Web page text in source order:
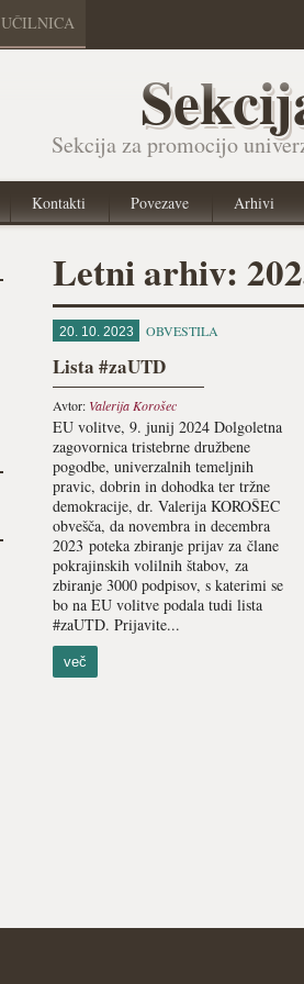
UČILNICA
Sekcija za promocijo
Kontakti Povezave Arhivi
Letni arhiv:
20. 10. 2023 OBVESTILA
Lista #zaUTD
Avtor: Valerija Korošec
EU volitve, 9. junij 2024 Dolgoletna
zagovornica tristebrne družbene
pogodbe, univerzalnih temeljnih
pravic, dobrin in dohodka ter tržne
demokracije, dr. Valerija KOROŠEC
obvešča, da novembra in decembra
2023 poteka zbiranje prijav za člane
pokrajinskih volilnih štabov, za
zbiranje 3000 podpisov, s katerimi se
bo na EU volitve podala tudi lista
#zaUTD. Prijavite...
več